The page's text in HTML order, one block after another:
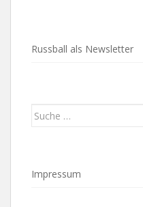
Russball als Newsletter
Suche
Impressum